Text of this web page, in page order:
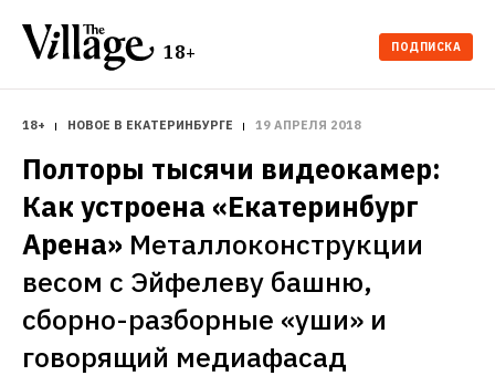
18+ ПОДПИСКА
18+ НОВОЕ В ЕКАТЕРИНБУРГЕ 19 АПРЕЛЯ 2018
Полторы тысячи видеокамер:
Как устроена «Екатеринбург
Арена» Металлоконструкции
весом с Эйфелеву башню,
сборно-разборные «уши» и
говорящий медиафасад